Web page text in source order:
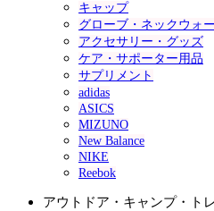
キャップ
グローブ・ネックウォ
アクセサリー・グッズ
ケア・サポーター用品
サプリメント
adidas
ASICS
MIZUNO
New Balance
NIKE
Reebok
アウトドア・キャンプ・ト